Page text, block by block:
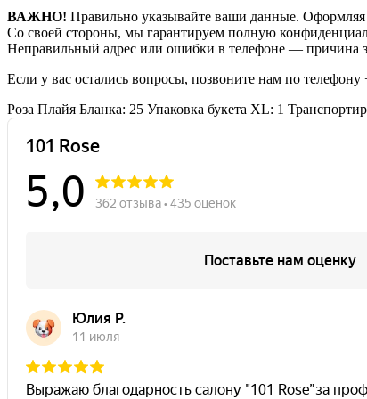
ВАЖНО! Правильно указывайте ваши данные. Оформляя
Со своей стороны, мы гарантируем полную
Неправильный адрес или ошибки в телефоне — причина
Если у вас остались вопросы, позвоните нам по телефону
Роза Плайя Бланка: 25 Упаковка букета XL: 1